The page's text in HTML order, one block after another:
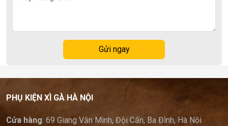
Gửi ngay
PHỤ KIỆN XÌ GÀ HÀ NỘI
Cửa hàng: 69 Giang Văn Minh, Đội Cấn, Ba Đình, Hà Nội